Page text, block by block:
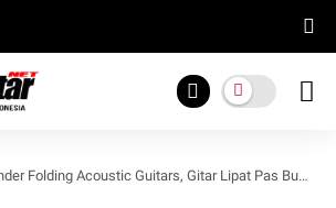
Folding Acoustic Guitars, Gitar Lipat Pas Buat Sang Petualang